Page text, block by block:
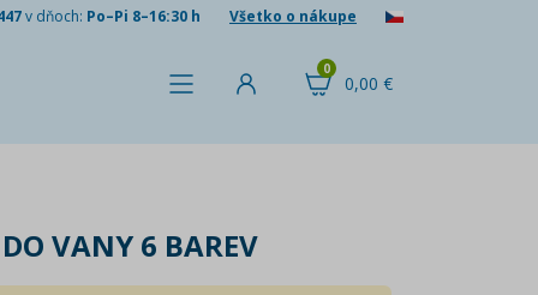
v dňoch: Po–Pi 8–16:30 h Všetko o nákupe
0,00 €
0
VANY 6 BAREV